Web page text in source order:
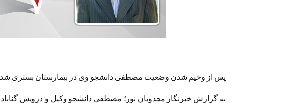
پس از وخیم شدن وضعیت مصطفی دانشجو وی در بیمارستان بستری شد.